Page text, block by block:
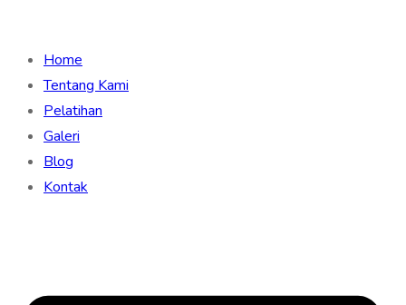
Home
Tentang Kami
Pelatihan
Galeri
Blog
Kontak